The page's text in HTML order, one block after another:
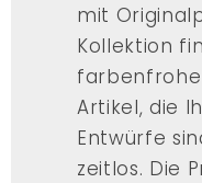
mit
Kollektion
Artikel, die
Entwürfe
zeitlos. Die